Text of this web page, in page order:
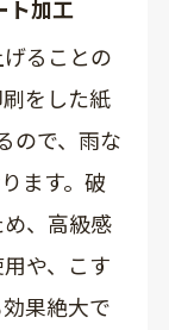
ト加工
ることの
をした紙
ので、雨な
ます。破
、高級感
や、こす
果絶大で